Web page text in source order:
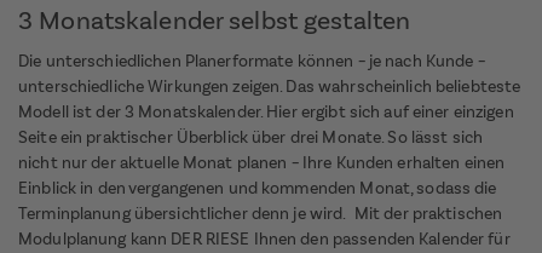
3 Monatskalender selbst gestalten
Die unterschiedlichen Planerformate können – je nach Kunde –
unterschiedliche Wirkungen zeigen. Das wahrscheinlich beliebteste
Modell ist der 3 Monatskalender. Hier ergibt sich auf einer einzigen
Seite ein praktischer Überblick über drei Monate. So lässt sich
nicht nur der aktuelle Monat planen – Ihre Kunden erhalten einen
Einblick in den vergangenen und kommenden Monat, sodass die
Terminplanung übersichtlicher denn je wird. Mit der praktischen
Modulplanung kann DER RIESE Ihnen den passenden Kalender für